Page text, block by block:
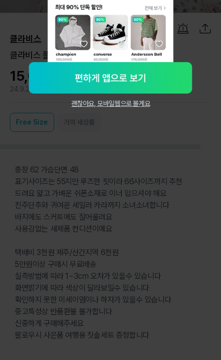
클라비스
클라비스 플라워 쉬폰 세일러 블라우스
15,000원
24.9.2
Free Size 거의 새상품
총장 62 가슴단면 48
표기사이즈는 55지만 루즈한 핏이라 66사이즈까지 추천
드려요 얇고 가벼운 쉬폰소재로 이너 입으셔야 해요
진주단추와 귀여운 세일러 카라까지 소녀소녀합니다
바지에도 스커트에도 잘어울려요
사용감없는 새제품 컨디션이예요
택배비 3천원 제주/산간지역 6천원
5만원이상 구매시 무료배송
실측방법에 따라 1~3cm 오차가 있을수 있습니다
화면밝기에 따라 색상이 달라보일수 있습니다
확인하지 못한 미세이염이나 하자가 있을수 있습니다
중고특성상 반품환불 불가합니다
신중하게 구매해주세요
팔로우시 사은품 여행용 칫솔세트 증정합니다
괜찮아요, 모바일웹으로 볼게요